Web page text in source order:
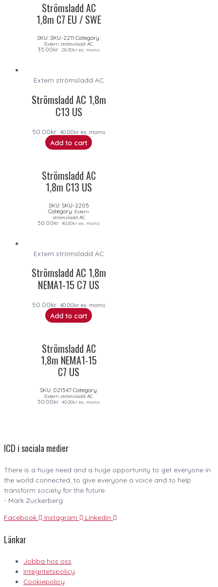
Strömsladd AC
1,8m C7 EU / SWE
SKU: SKU-2211 Category:
Extern strömsladd AC
35.00kr 28.00kr ex. moms
Extern strömsladd AC
Strömsladd AC 1,8m
C13 US
50.00kr 40.00kr ex. moms
Add to cart
Strömsladd AC
1,8m C13 US
SKU: SKU-2205
Category: Extern
strömsladd AC
50.00kr 40.00kr ex. moms
Extern strömsladd AC
Strömsladd AC 1,8m
NEMA1-15 C7 US
50.00kr 40.00kr ex. moms
Add to cart
Strömsladd AC
1,8m NEMA1-15
C7 US
SKU: 021547 Category:
Extern strömsladd AC
50.00kr 40.00kr ex. moms
ICD i sociala medier
There is a huge need and a huge opportunity to get everyone in
the world connected, to give everyone a voice and to help
transform society for the future.
- Mark Zuckerberg
Facebook Instagram Linkedin
Länkar
Jobba hos oss
Integritetspolicy
Cookiepolicy